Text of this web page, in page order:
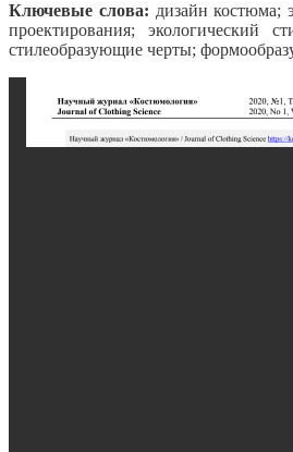
Ключевые слова: дизайн костюма;
проектирования; экологический
стилеобразующие черты;